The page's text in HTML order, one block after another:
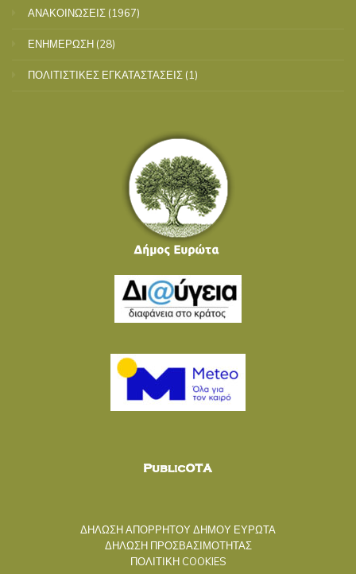
ΑΝΑΚΟΙΝΩΣΕΙΣ (1967)
ΕΝΗΜΕΡΩΣΗ (28)
ΠΟΛΙΤΙΣΤΙΚΕΣ ΕΓΚΑΤΑΣΤΑΣΕΙΣ (1)
ΔΗΛΩΣΗ ΑΠΟΡΡΗΤΟΥ ΔΗΜΟΥ ΕΥΡΩΤΑ
ΔΗΛΩΣΗ ΠΡΟΣΒΑΣΙΜΟΤΗΤΑΣ
ΠΟΛΙΤΙΚΗ COOKIES